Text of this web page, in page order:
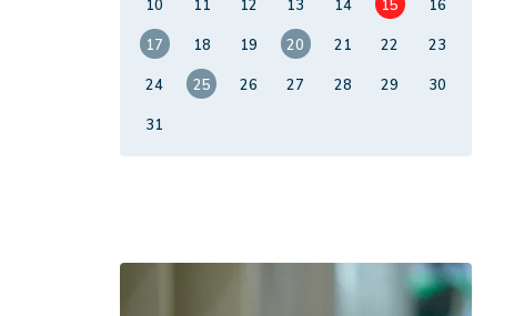
10
11 12 13 14 15
16
17
18 19 20 21 22
23
24
25 26 27 28 29
30
31